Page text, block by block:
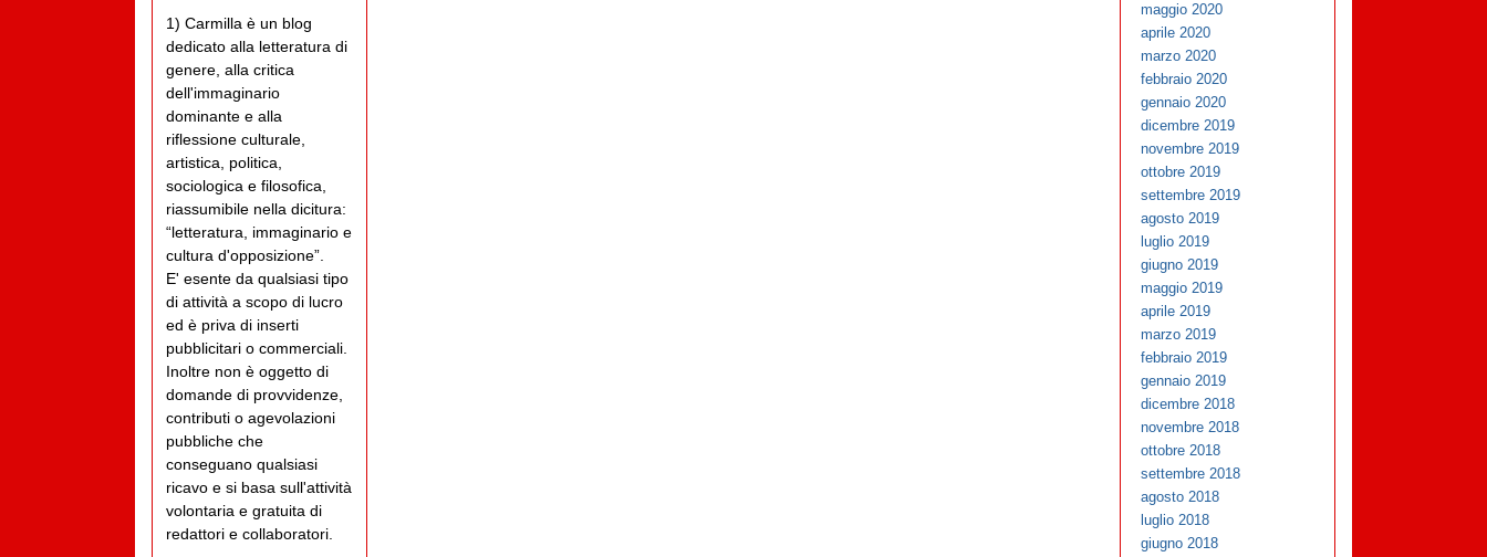
1) Carmilla è un blog
dedicato alla letteratura di
genere, alla critica
dell'immaginario
dominante e alla
riflessione culturale,
artistica, politica,
sociologica e filosofica,
riassumibile nella dicitura:
“letteratura, immaginario e
cultura d'opposizione”.
E' esente da qualsiasi tipo
di attività a scopo di lucro
ed è priva di inserti
pubblicitari o commerciali.
Inoltre non è oggetto di
domande di provvidenze,
contributi o agevolazioni
pubbliche che
conseguano qualsiasi
ricavo e si basa sull'attività
volontaria e gratuita di
redattori e collaboratori.
maggio 2020
aprile 2020
marzo 2020
febbraio 2020
gennaio 2020
dicembre 2019
novembre 2019
ottobre 2019
settembre 2019
agosto 2019
luglio 2019
giugno 2019
maggio 2019
aprile 2019
marzo 2019
febbraio 2019
gennaio 2019
dicembre 2018
novembre 2018
ottobre 2018
settembre 2018
agosto 2018
luglio 2018
giugno 2018